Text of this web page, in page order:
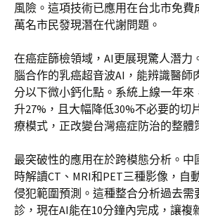
風險。這項技術已應用在台北市免費
萬名市民發現潛在代謝問題。
在癌症篩檢領域，AI更展現驚人潛力
腦合作的乳癌超音波AI，能辨識醫師
分以下微小鈣化點。系統上線一年來
升27%，且大幅降低30%不必要的切
療模式，正改變台灣癌症防治的整體
最突破性的應用在於跨模態分析。中
時解讀CT、MRI和PET三種影像，自
侵犯範圍預測。這種整合分析過去需
診，現在AI能在10分鐘內完成，讓複